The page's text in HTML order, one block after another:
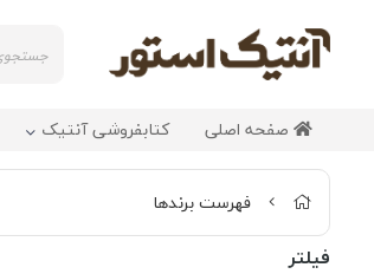
صفحه اصلی کتابفروشی آنتیک
فهرست برندها
فیلتر